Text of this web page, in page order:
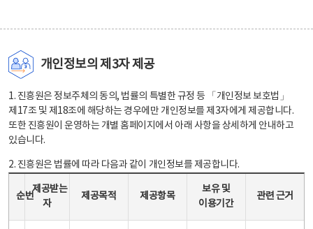
개인정보의 제3자 제공
1. 진흥원은 정보주체의 동의, 법률의 특별한 규정 등 「개인정보 보호법」
제17조 및 제18조에 해당하는 경우에만 개인정보를 제3자에게 제공합니다.
또한 진흥원이 운영하는 개별 홈페이지에서 아래 사항을 상세하게 안내하고
있습니다.
2. 진흥원은 법률에 따라 다음과 같이 개인정보를 제공합니다.
순번
제공받는
자
제공목적 제공항목
보유 및
이용기간
관련 근거